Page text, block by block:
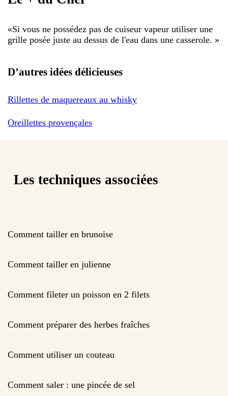
«Si vous ne possédez pas de cuiseur vapeur utiliser une
grille posée juste au dessus de l'eau dans une casserole. »
D’autres idées délicieuses
Rillettes de maquereaux au whisky
Oreillettes provençales
Les techniques associées
Comment tailler en brunoise
Comment tailler en julienne
Comment fileter un poisson en 2 filets
Comment préparer des herbes fraîches
Comment utiliser un couteau
Comment saler : une pincée de sel